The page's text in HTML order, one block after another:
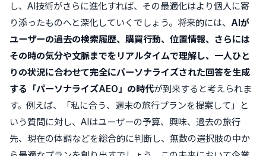
し、AI技術がさらに進化すれば、その最適化はより個人に寄
り添ったものへと深化していくでしょう。将来的には、 AIが
ユーザーの過去の検索履歴、購買行動、位置情報、さらには
その時の気分や文脈までをリアルタイムで理解し、一人ひと
りの状況に合わせて完全にパーソナライズされた回答を生成
する「パーソナライズAEO」の時代が到来すると考えられま
す。例えば、「私に合う、週末の旅行プランを提案して」と
いう質問に対し、AIはユーザーの予算、興味、過去の旅行
先、現在の体調などを総合的に判断し、無数の選択肢の中か